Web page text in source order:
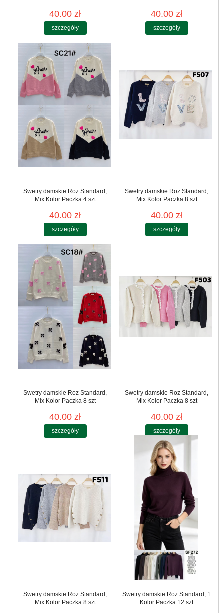
40.00 zł
szczegóły
40.00 zł
szczegóły
Swetry damskie Roz Standard,
Mix Kolor Paczka 4 szt
40.00 zł
szczegóły
Swetry damskie Roz Standard,
Mix Kolor Paczka 8 szt
40.00 zł
szczegóły
Swetry damskie Roz Standard,
Mix Kolor Paczka 8 szt
40.00 zł
szczegóły
Swetry damskie Roz Standard,
Mix Kolor Paczka 8 szt
40.00 zł
szczegóły
Swetry damskie Roz Standard,
Mix Kolor Paczka 8 szt
Swetry damskie Roz Standard, 1
Kolor Paczka 12 szt